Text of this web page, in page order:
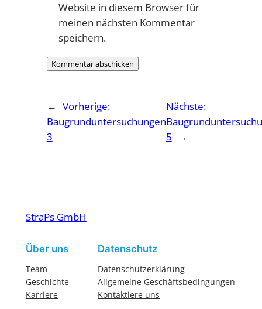
Website in diesem Browser für
meinen nächsten Kommentar
speichern.
← Vorherige:
Baugrunduntersuchungen
3
Nächste:
5
→
StraPs GmbH
Über uns
Team
Geschichte
Karriere
Datenschutz
Datenschutzerklärung
Allgemeine Geschäftsbedingungen
Kontaktiere uns